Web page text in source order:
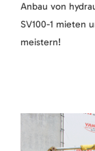
Anbau von
SV100-1 mieten
meistern!